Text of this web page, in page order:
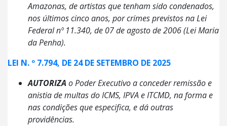
Amazonas, de artistas que tenham sido condenados,
nos últimos cinco anos, por crimes previstos na Lei
Federal nº 11.340, de 07 de agosto de 2006 (Lei Maria
da Penha).
LEI N. º 7.794, DE 24 DE SETEMBRO DE 2025
AUTORIZA o Poder Executivo a conceder remissão e
anistia de multas do ICMS, IPVA e ITCMD, na forma e
nas condições que especifica, e dá outras
providências.